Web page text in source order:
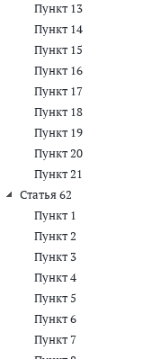
Пункт 13
Пункт 14
Пункт 15
Пункт 16
Пункт 17
Пункт 18
Пункт 19
Пункт 20
Пункт 21
Статья 62
Пункт 1
Пункт 2
Пункт 3
Пункт 4
Пункт 5
Пункт 6
Пункт 7